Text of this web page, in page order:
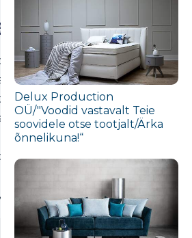
ajatuid käsitööna valminud
autentsust ja
piiratud tiraažis,
ja rafineeritud
of accessories — the
presence into
into self-expression."
Delux Production
OÜ/"Voodid vastavalt Teie
soovidele otse tootjalt/Ärka
õnnelikuna!“